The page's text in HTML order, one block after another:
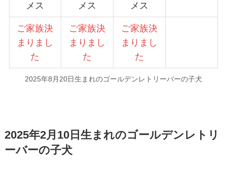
メス メス メス
ご家族決
まりまし
た
ご家族決
まりまし
た
ご家族決
まりまし
た
2025年8月20日生まれのゴールデンレトリーバーの子犬
2025年2月10日生まれのゴールデンレトリ
ーバーの子犬